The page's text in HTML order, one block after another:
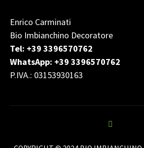
Enrico Carminati
Bio Imbianchino Decoratore
Tel: +39 3396570762
WhatsApp: +39 3396570762
P.IVA.: 03153930163